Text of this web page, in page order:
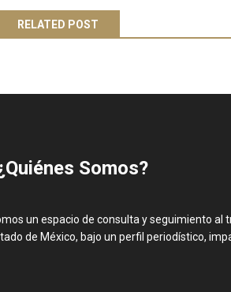
RELATED POST
Somos?
un espacio de consulta y seguimiento al
de México, bajo un perfil periodístico,